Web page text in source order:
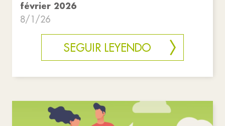
février 2026
8/1/26
SEGUIR LEYENDO